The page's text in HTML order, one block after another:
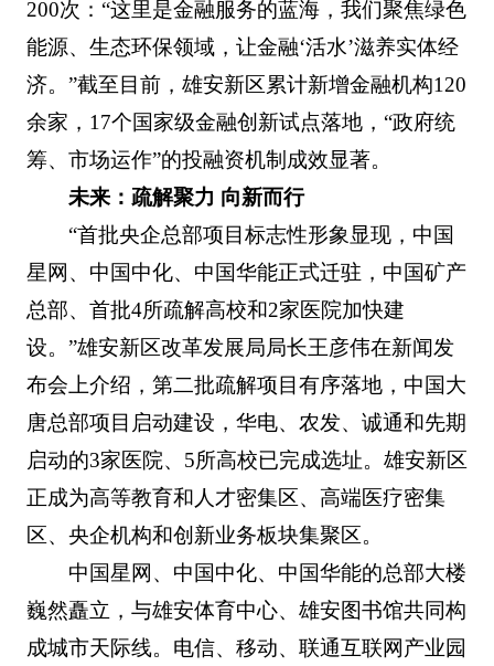
200次：“这里是金融服务的蓝海，我们聚焦绿色
能源、生态环保领域，让金融‘活水’滋养实体经
济。”截至目前，雄安新区累计新增金融机构120
余家，17个国家级金融创新试点落地，“政府统
筹、市场运作”的投融资机制成效显著。
未来：疏解聚力 向新而行
“首批央企总部项目标志性形象显现，中国
星网、中国中化、中国华能正式迁驻，中国矿产
总部、首批4所疏解高校和2家医院加快建
设。”雄安新区改革发展局局长王彦伟在新闻发
布会上介绍，第二批疏解项目有序落地，中国大
唐总部项目启动建设，华电、农发、诚通和先期
启动的3家医院、5所高校已完成选址。雄安新区
正成为高等教育和人才密集区、高端医疗密集
区、央企机构和创新业务板块集聚区。
中国星网、中国中化、中国华能的总部大楼
巍然矗立，与雄安体育中心、雄安图书馆共同构
成城市天际线。电信、移动、联通互联网产业园